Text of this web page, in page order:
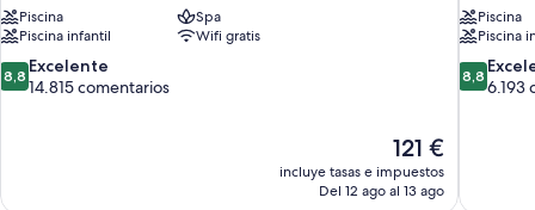
Piscina
Spa
Piscina infantil
Wifi gratis
8.8
sobre
8,8 Excelente
14.815 comentarios
El
precio
actual
121 €
incluye tasas e impuestos
Del 12 ago al 13 ago
Piscina
Piscina
8.8
sobre
8,8
6.193